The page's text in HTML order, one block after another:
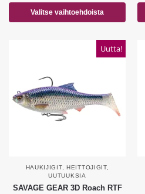
Valitse vaihtoehdoista
Uutta!
HAUKIJIGIT, HEITTOJIGIT,
UUTUUKSIA
SAVAGE GEAR 3D Roach RTF